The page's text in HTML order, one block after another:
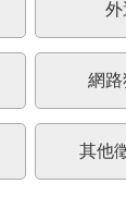
外
網路
其他